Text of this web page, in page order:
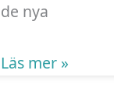
de nya
Läs mer »